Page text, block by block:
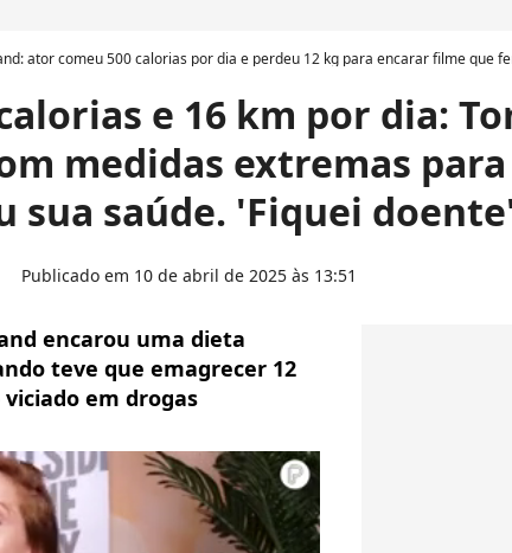
ator comeu 500 calorias por dia e perdeu 12 kg para encarar filme que
e 16 km por dia:
medidas extremas
sua saúde. 'Fiquei
Publicado em 10 de abril de 2025 às 13:51
encarou uma dieta
teve que emagrecer 12
em drogas